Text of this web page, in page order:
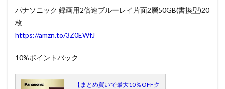
パナソニック 録画用2倍速ブルーレイ片面2層50GB(書換型)20
枚
https://amzn.to/3Z0EWfJ
10%ポイントバック
【まとめ買いで最大10％OFFク